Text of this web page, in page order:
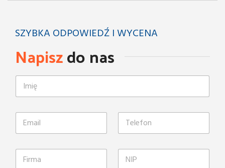
SZYBKA ODPOWIEDŹ I WYCENA
Napiszdo nas